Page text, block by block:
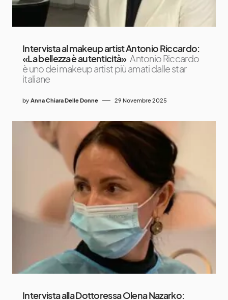
Intervista al makeup artist Antonio Riccardo:
«La bellezza è autenticità» Antonio Riccardo
è uno dei makeup artist più amati dalle star
italiane
by Anna Chiara Delle Donne 29 Novembre 2025
Intervista alla Dottoressa Olena Nazarko: